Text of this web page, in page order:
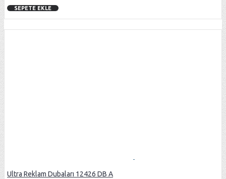
SEPETE EKLE
Ultra Reklam Dubaları 12426 DB A